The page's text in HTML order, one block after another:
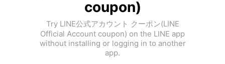
coupon)
Try LINE公式アカウント クーポン(LINE
Official Account coupon) on the LINE app
without installing or logging in to another
app.